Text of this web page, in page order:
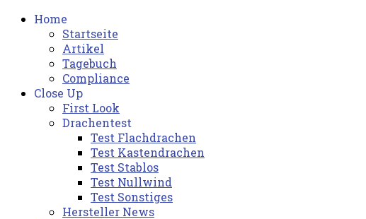
Home
Startseite
Artikel
Tagebuch
Compliance
Close Up
First Look
Drachentest
Test Flachdrachen
Test Kastendrachen
Test Stablos
Test Nullwind
Test Sonstiges
Hersteller News